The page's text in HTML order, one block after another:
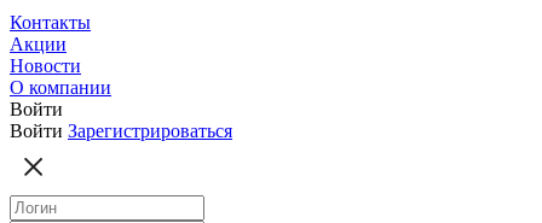
Контакты
Акции
Новости
О компании
Войти
Войти Зарегистрироваться